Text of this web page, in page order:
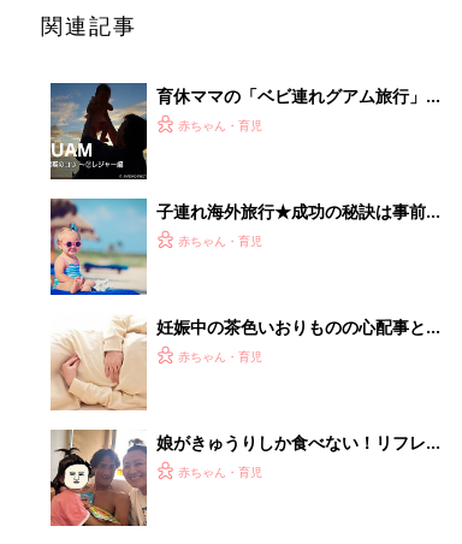
関連記事
育休ママの「ベビ連れグアム旅行」♥
ビーチで過ごすなら「曇りの日」の巻
赤ちゃん・育児
子連れ海外旅行★成功の秘訣は事前準
備！機内＆現地でのお役立ちグッズ
赤ちゃん・育児
妊娠中の茶色いおりものの心配事と受
診のタイミング－”まいにちのたまひ
赤ちゃん・育児
娘がきゅうりしか食べない！リフレッ
シュしたくて行ったグアム旅行はまさ
赤ちゃん・育児